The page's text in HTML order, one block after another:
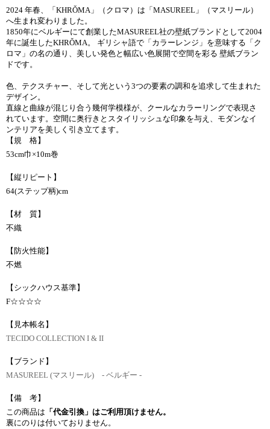
2024 年春、「KHRǑMA」（クロマ）は「MASUREEL」（マスリール）
へ生まれ変わりました。
1850年にベルギーにて創業したMASUREEL社の壁紙ブランドとして2004
年に誕生したKHRǑMA。 ギリシャ語で「カラーレンジ」を意味する「ク
ロマ」の名の通り、美しい発色と幅広い色展開で空間を彩る 壁紙ブラン
ドです。
色、テクスチャー、そして光という3つの要素の調和を追求して生まれた
デザイン。
直線と曲線が混じり合う幾何学模様が、クールなカラーリングで表現さ
れています。空間に奥行きとスタイリッシュな印象を与え、モダンなイ
ンテリアを美しく引き立てます。
【規 格】
53cm巾×10m巻
【縦リピート】
64(ステップ柄)cm
【材 質】
不織
【防火性能】
不燃
【シックハウス基準】
F☆☆☆☆
【見本帳名】
TECIDO COLLECTION I & II
【ブランド】
MASUREEL (マスリール) - ベルギー -
【備 考】
この商品は 「代金引換」はご利用頂けません。
裏にのりは付いておりません。